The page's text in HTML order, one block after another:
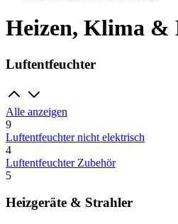
Heizen, Klima &
Luftentfeuchter
Alle anzeigen
9
Luftentfeuchter nicht elektrisch
4
Luftentfeuchter Zubehör
5
Heizgeräte & Strahler